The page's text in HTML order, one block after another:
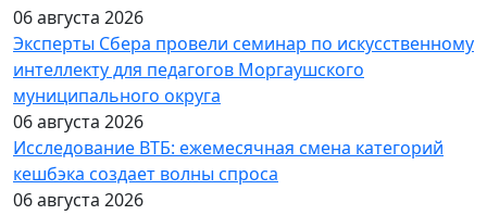
06 августа 2026
Эксперты Сбера провели семинар по искусственному
интеллекту для педагогов Моргаушского
муниципального округа
06 августа 2026
Исследование ВТБ: ежемесячная смена категорий
кешбэка создает волны спроса
06 августа 2026